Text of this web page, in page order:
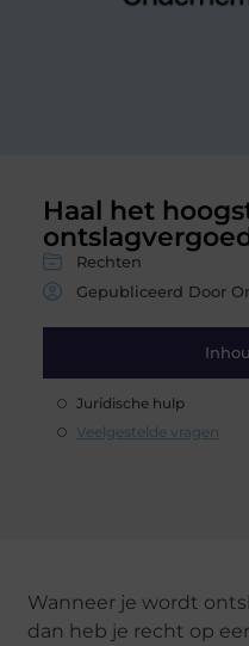
Haal het
Rechten
Gepubliceerd Door
Juridische hulp
Veelgestelde vragen
Wanneer je wordt
dan heb je recht op